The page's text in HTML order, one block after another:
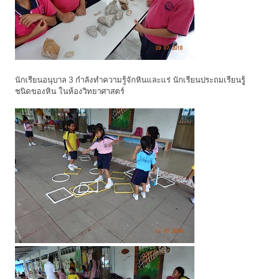
นักเรียนอนุบาล 3 กำลังทำความรู้จักหินและแร่ นักเรียนประถมเรียนรูู้
ชนิดของหิน ในห้องวิทยาศาสตร์